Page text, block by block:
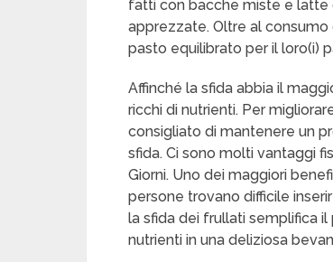
fatti con bacche miste e latte
apprezzate. Oltre al
pasto equilibrato per il loro(i)
Affinché la sfida abbia il
ricchi di nutrienti. Per
consigliato di mantenere un
sfida. Ci sono molti vantaggi
Giorni. Uno dei maggiori
persone trovano difficile
la sfida dei frullati semplifica
nutrienti in una deliziosa